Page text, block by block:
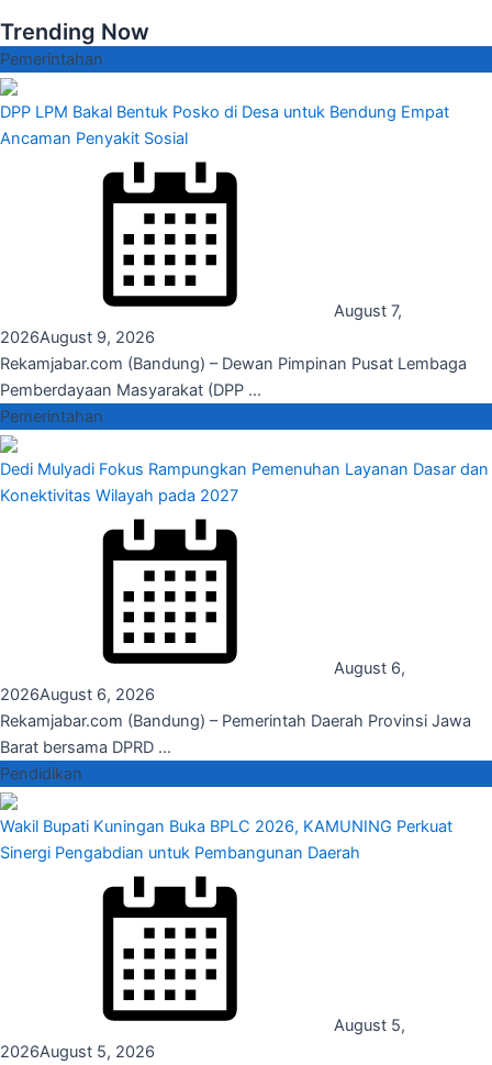
Trending Now
Pemerintahan
DPP LPM Bakal Bentuk Posko di Desa untuk Bendung Empat
Ancaman Penyakit Sosial
August 7,
2026August 9, 2026
Rekamjabar.com (Bandung) – Dewan Pimpinan Pusat Lembaga
Pemberdayaan Masyarakat (DPP ...
Pemerintahan
Dedi Mulyadi Fokus Rampungkan Pemenuhan Layanan Dasar dan
Konektivitas Wilayah pada 2027
August 6,
2026August 6, 2026
Rekamjabar.com (Bandung) – Pemerintah Daerah Provinsi Jawa
Barat bersama DPRD ...
Pendidikan
Wakil Bupati Kuningan Buka BPLC 2026, KAMUNING Perkuat
Sinergi Pengabdian untuk Pembangunan Daerah
August 5,
2026August 5, 2026